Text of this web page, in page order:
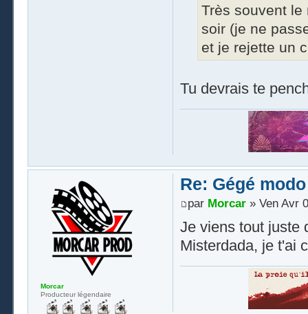
Très souvent
soir (je ne
et je rejette un
Tu devrais te
Re: Gégé
par Morcar» Ven Avr
Je viens tout juste
Misterdada, je t'ai
Morcar
Producteur légendaire